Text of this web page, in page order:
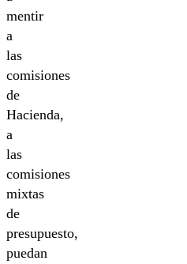
mentir
a
las
comisiones
de
Hacienda,
a
las
comisiones
mixtas
de
presupuesto,
puedan